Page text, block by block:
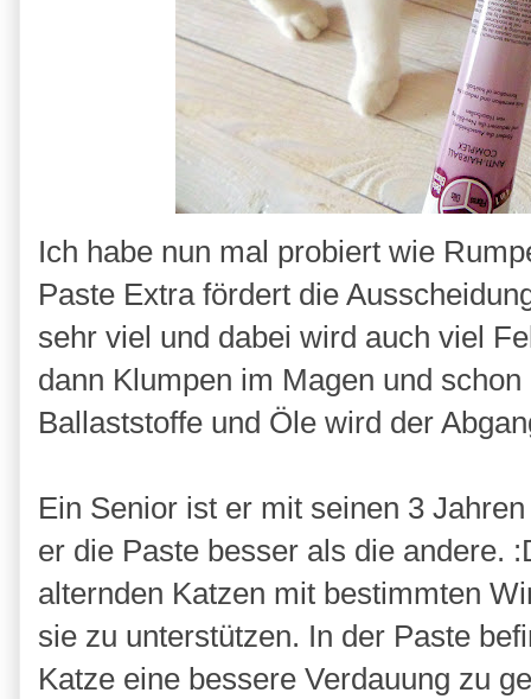
Ich habe nun mal probiert wie
Paste Extra fördert die
sehr viel und dabei wird auch viel
dann Klumpen im Magen und
Ballaststoffe und Öle wird der
Ein Senior ist er mit seinen 3
er die Paste besser als die andere.
alternden Katzen mit bestimmten
sie zu unterstützen. In der Paste
Katze eine bessere Verdauung zu